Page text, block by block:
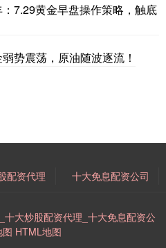
7.29黄金早盘操作策略，触底
势震荡，原油随波逐流！
配资代理 十大免息配资公司
十大炒股配资代理_十大免息配资公
图 HTML地图